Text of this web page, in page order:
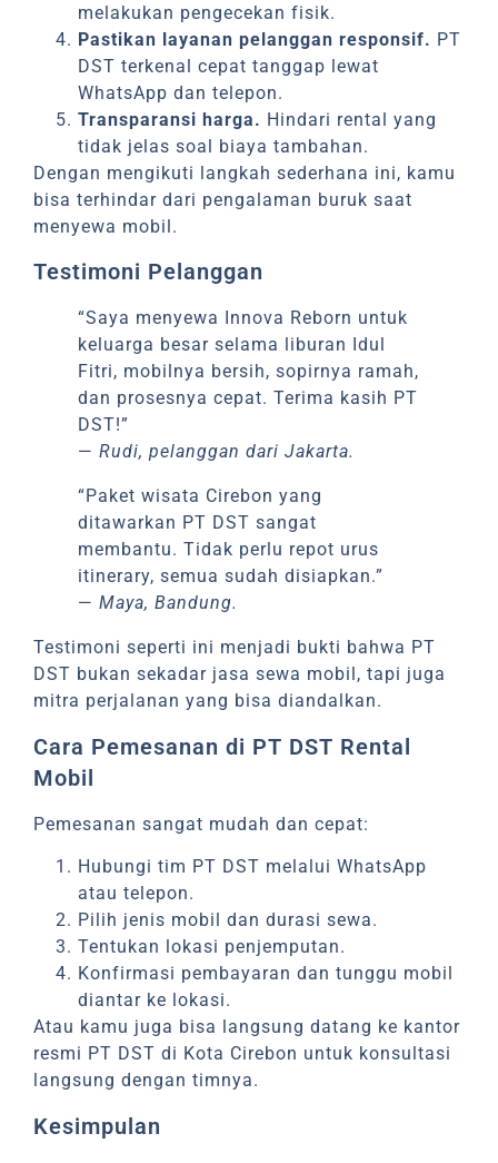
melakukan pengecekan fisik.
Pastikan layanan pelanggan responsif. PT
DST terkenal cepat tanggap lewat
WhatsApp dan telepon.
Transparansi harga. Hindari rental yang
tidak jelas soal biaya tambahan.
Dengan mengikuti langkah sederhana ini, kamu
bisa terhindar dari pengalaman buruk saat
menyewa mobil.
Testimoni Pelanggan
“Saya menyewa Innova Reborn untuk
keluarga besar selama liburan Idul
Fitri, mobilnya bersih, sopirnya ramah,
dan prosesnya cepat. Terima kasih PT
DST!”
—Rudi, pelanggan dari Jakarta.
“Paket wisata Cirebon yang
ditawarkan PT DST sangat
membantu. Tidak perlu repot urus
itinerary, semua sudah disiapkan.”
—Maya, Bandung.
Testimoni seperti ini menjadi bukti bahwa PT
DST bukan sekadar jasa sewa mobil, tapi juga
mitra perjalanan yang bisa diandalkan.
Cara Pemesanan di PT DST Rental
Mobil
Pemesanan sangat mudah dan cepat:
Hubungi tim PT DST melalui WhatsApp
atau telepon.
Pilih jenis mobil dan durasi sewa.
Tentukan lokasi penjemputan.
Konfirmasi pembayaran dan tunggu mobil
diantar ke lokasi.
Atau kamu juga bisa langsung datang ke kantor
resmi PT DST di Kota Cirebon untuk konsultasi
langsung dengan timnya.
Kesimpulan